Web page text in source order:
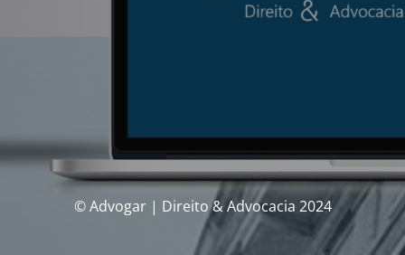
© Advogar | Direito & Advocacia 2024